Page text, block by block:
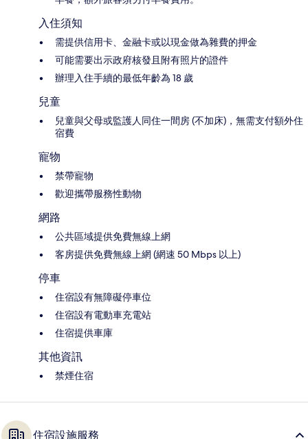
入住須知
需提供信用卡、金融卡或以現金做為雜費的押金
可能需要出示政府核發且附有照片的證件
辦理入住手續的最低年齡為 18 歲
兒童
兒童與父母或監護人同住一間房 (不加床)，無需支付額外住
宿費
寵物
禁帶寵物
歡迎攜帶服務性動物
網路
公共區域提供免費無線上網
客房提供免費無線上網 (網速 50 Mbps 以上)
停車
住宿設有無障礙停車位
住宿設有電動車充電站
住宿提供車庫
其他資訊
禁煙住宿
住宿設施服務